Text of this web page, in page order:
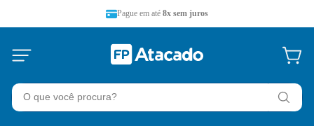
Pague em até 8x sem juros
O que você procura?